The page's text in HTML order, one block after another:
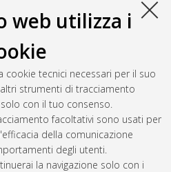
web utilizza i
tecnici necessari per il suo
strumenti di tracciamento
con il tuo consenso.
facoltativi sono usati per
della comunicazione
degli utenti.
la navigazione solo con i
documento: